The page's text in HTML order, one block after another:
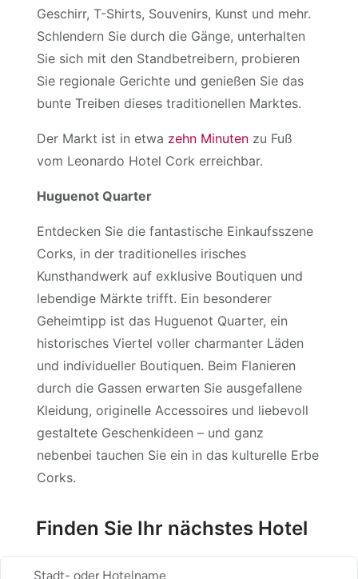
Geschirr, T-Shirts, Souvenirs, Kunst und mehr.
Schlendern Sie durch die Gänge, unterhalten
Sie sich mit den Standbetreibern, probieren
Sie regionale Gerichte und genießen Sie das
bunte Treiben dieses traditionellen Marktes.
Der Markt ist in etwa zehn Minuten zu Fuß
vom Leonardo Hotel Cork erreichbar.
Huguenot Quarter
Entdecken Sie die fantastische Einkaufsszene
Corks, in der traditionelles irisches
Kunsthandwerk auf exklusive Boutiquen und
lebendige Märkte trifft. Ein besonderer
Geheimtipp ist das Huguenot Quarter, ein
historisches Viertel voller charmanter Läden
und individueller Boutiquen. Beim Flanieren
durch die Gassen erwarten Sie ausgefallene
Kleidung, originelle Accessoires und liebevoll
gestaltete Geschenkideen – und ganz
nebenbei tauchen Sie ein in das kulturelle Erbe
Corks.
Finden Sie Ihr nächstes Hotel
Stadt- oder Hotelname